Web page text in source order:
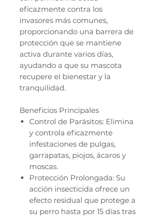
eficazmente contra los
invasores más comunes,
proporcionando una barrera de
protección que se mantiene
activa durante varios días,
ayudando a que su mascota
recupere el bienestar y la
tranquilidad.
Beneficios Principales
Control de Parásitos: Elimina
y controla eficazmente
infestaciones de pulgas,
garrapatas, piojos, ácaros y
moscas.
Protección Prolongada: Su
acción insecticida ofrece un
efecto residual que protege a
su perro hasta por 15 días tras